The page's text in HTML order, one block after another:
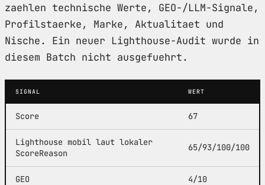
zaehlen technische Werte, GEO-/LLM-Signale,
Profilstaerke, Marke, Aktualitaet und
Nische. Ein neuer Lighthouse-Audit wurde in
diesem Batch nicht ausgefuehrt.
SIGNAL WERT
Score 67
Lighthouse mobil laut lokaler
ScoreReason
65/93/100/100
GEO 4/10